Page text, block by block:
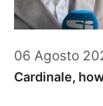
06 Agosto
Cardinale,